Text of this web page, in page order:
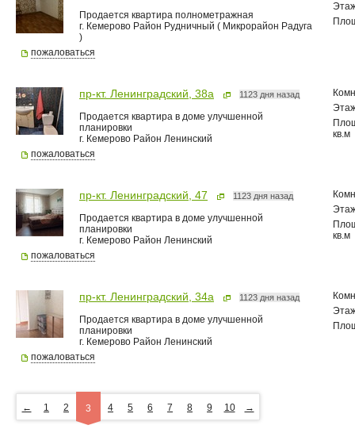
Продается квартира полнометражная
г. Кемерово Район Рудничный ( Микрорайон Радуга
)
пожаловаться
пр-кт. Ленинградский, 38а 1123 дня назад
Продается квартира в доме улучшенной
планировки
г. Кемерово Район Ленинский
кв.м
пожаловаться
пр-кт. Ленинградский, 47 1123 дня назад
Продается квартира в доме улучшенной
планировки
г. Кемерово Район Ленинский
кв.м
пожаловаться
пр-кт. Ленинградский, 34а 1123 дня назад
Продается квартира в доме улучшенной
планировки
г. Кемерово Район Ленинский
пожаловаться
← 1 2 3 4 5 6 7 8 9 10 →